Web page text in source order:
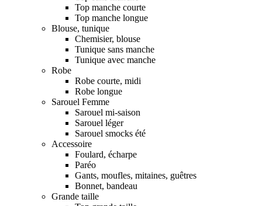
Top manche courte
Top manche longue
Blouse, tunique
Chemisier, blouse
Tunique sans manche
Tunique avec manche
Robe
Robe courte, midi
Robe longue
Sarouel Femme
Sarouel mi-saison
Sarouel léger
Sarouel smocks été
Accessoire
Foulard, écharpe
Paréo
Gants, moufles, mitaines, guêtres
Bonnet, bandeau
Grande taille